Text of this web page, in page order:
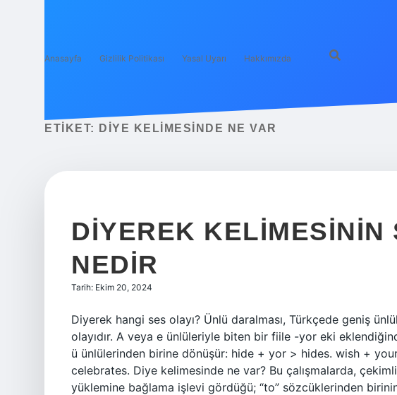
Anasayfa Gizlilik Politikası Yasal Uyarı Hakkımızda
ETIKET: DIYE KELIMESINDE NE VAR
DIYEREK KELIMESININ
NEDIR
Tarih: Ekim 20, 2024
Diyerek hangi ses olayı? Ünlü daralması, Türkçede geniş
olayıdır. A veya e ünlüleriyle biten bir fiile -yor eki
ü ünlülerinden birine dönüşür: hide + yor > hides. wish +
celebrates. Diye kelimesinde ne var? Bu çalışmalarda,
yüklemine bağlama işlevi gördüğü; “to” sözcüklerinden